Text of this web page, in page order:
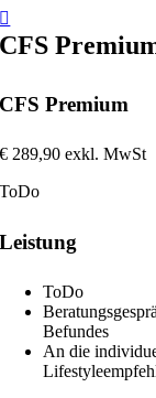
Inhalt
springen
CFS
CFS Premium
€ 289,90 exkl. MwSt
ToDo
Leistung
ToDo
Befundes
An die